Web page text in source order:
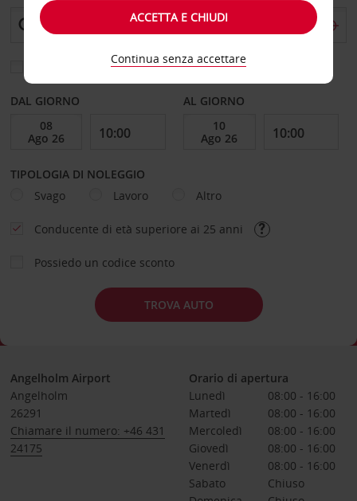
Scegli una località di riconsegna diversa
DAL GIORNO AL GIORNO
TIPOLOGIA DI NOLEGGIO
Svago
Lavoro Altro
Conducente di età superiore ai 25 anni
Possiedo un codice sconto
TROVA AUTO
Angelholm Airport
Angelholm
26291
Chiamare il numero: +46 431
24175
Orario di apertura
Lunedì
08:00 - 16:00
Martedì
08:00 - 16:00
Mercoledì
08:00 - 16:00
Giovedì
08:00 - 16:00
Venerdì
08:00 - 16:00
Sabato
Chiuso
ACCETTA E CHIUDI
Continua senza accettare